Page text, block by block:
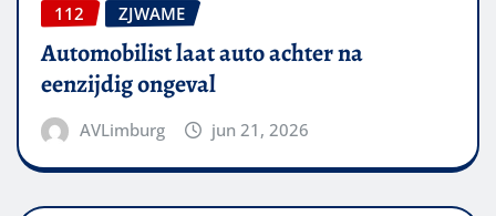
112 ZJWAME
Automobilist laat auto achter na
eenzijdig ongeval
AVLimburg jun 21, 2026